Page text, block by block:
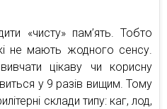
«чисту» пам’ять. Тобто
не мають жодного сенсу.
цікаву чи корисну
у 9 разів вищим. Тому
склади типу: каг, лод,